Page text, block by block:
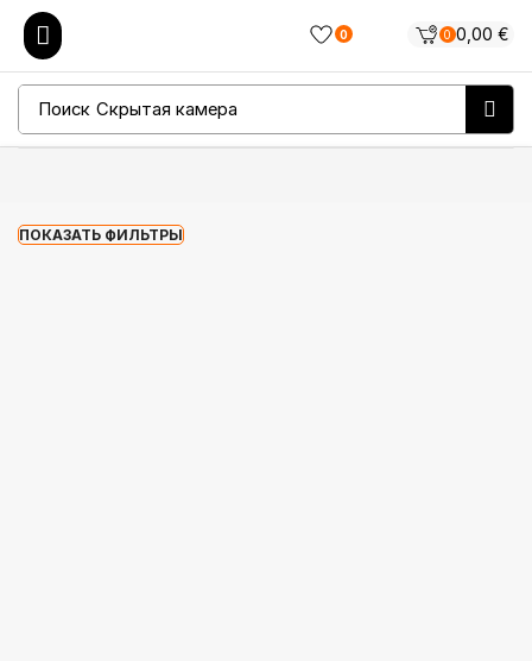
0 0 0,00 €
Поиск Скрытая камера
ПОКАЗАТЬ ФИЛЬТРЫ